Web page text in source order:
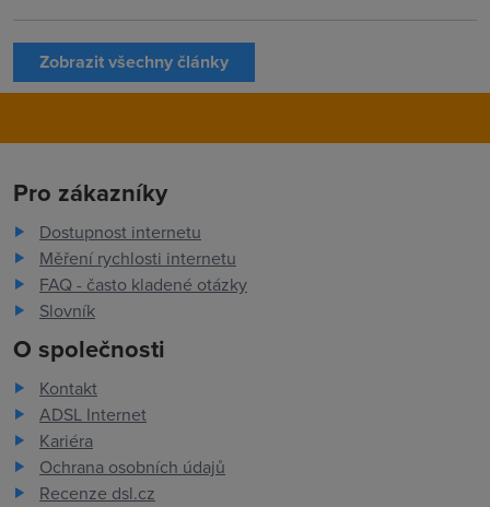
Zobrazit všechny články
Pro zákazníky
Dostupnost internetu
Měření rychlosti internetu
FAQ - často kladené otázky
Slovník
O společnosti
Kontakt
ADSL Internet
Kariéra
Ochrana osobních údajů
Recenze dsl.cz